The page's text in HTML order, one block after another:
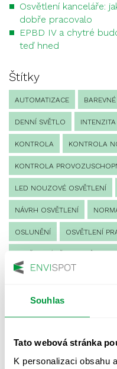
Souhlas
Tato webová stránka
K personalizaci obsahu
Osvětlení kanceláře:
dobře pracovalo
EPBD IV a chytré
teď hned
Štítky
AUTOMATIZACE
DENNÍ SVĚTLO
KONTROLA KONTROLA
KONTROLA
LED NOUZOVÉ OSVĚTLENÍ
NÁVRH OSVĚTLENÍ
OSLUNĚNÍ OSVĚTLENÍ
OSVĚTLENÍ SPORTOVIŠŤ
PROTIPANICKÉ OSVĚTLENÍ
PROVOZNÍ DENÍK
REVIZE NOUZOVÉHO
UMĚLÉ OSVĚTLENÍ